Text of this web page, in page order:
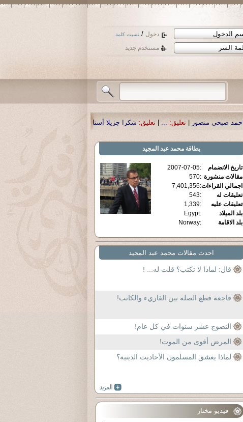
دخول / نسيت كلمة
مستخدم جديد
تعليق: شكرا جزيلا أستاذ حمد الحمد .أكرمكم الله .|تعليق:
بطاقة محمد عبد المجيد
تاريخ الانضمام :
2007-07-05
مقالات منشورة :
570
اجمالي القراءات:
7,401,356
تعليقات له
:
543
تعليقات عليه
:
1,339
بلد الميلاد
:
Egypt
بلد الاقامة
:
Norway
احدث مقالات محمد عبد المجيد
قال: لماذا لا تكتب؟ قلت له... !
فاجعة قطع الصلة بين القاريء والكاتب!
النضوج عشر سنوات في كل عام!
المرض أقوى من الموت!
لماذا يعشق المسلمون الأحاديث الدينية؟
فيديو مختار